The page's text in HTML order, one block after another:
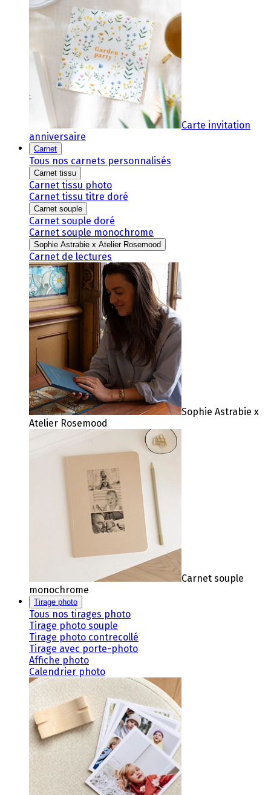
Carte invitation
anniversaire
Carnet
Tous nos carnets personnalisés
Carnet tissu
Carnet tissu photo
Carnet tissu titre doré
Carnet souple
Carnet souple doré
Carnet souple monochrome
Sophie Astrabie x Atelier Rosemood
Carnet de lectures
Sophie Astrabie x
Atelier Rosemood
Carnet souple
monochrome
Tirage photo
Tous nos tirages photo
Tirage photo souple
Tirage photo contrecollé
Tirage avec porte-photo
Affiche photo
Calendrier photo